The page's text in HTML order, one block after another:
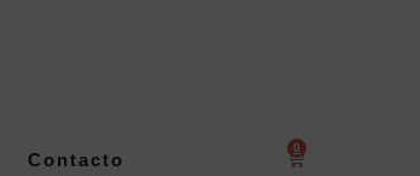
Contacto
0